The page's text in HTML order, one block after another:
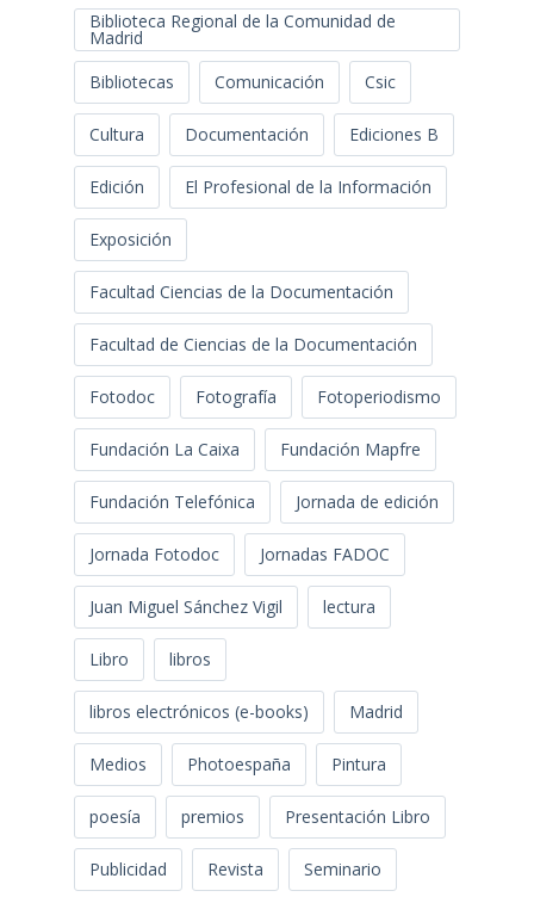
Biblioteca Regional de la Comunidad de
Madrid
Bibliotecas
Comunicación Csic
Cultura Documentación Ediciones B
Edición El Profesional de la Información
Exposición
Facultad Ciencias de la Documentación
Facultad de Ciencias de la Documentación
Fotodoc Fotografía Fotoperiodismo
Fundación La Caixa Fundación Mapfre
Fundación Telefónica Jornada de edición
Jornada Fotodoc Jornadas FADOC
Juan Miguel Sánchez Vigil lectura
Libro libros
libros electrónicos (e-books) Madrid
Medios Photoespaña Pintura
poesía premios Presentación Libro
Publicidad Revista Seminario